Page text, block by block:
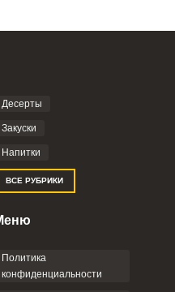
с
Десерты
Закуски
Напитки
ВСЕ РУБРИКИ
Политика
конфиденциальности